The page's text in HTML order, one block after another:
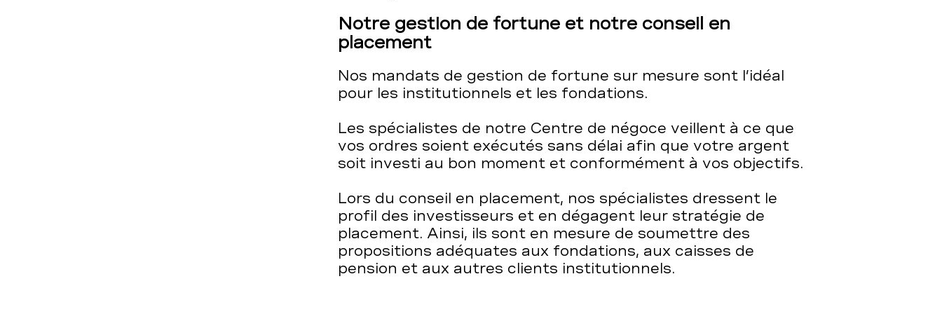
Notre gestion de fortune et notre conseil en
placement
Nos mandats de gestion de fortune sur mesure sont l’idéal
pour les institutionnels et les fondations.
Les spécialistes de notre Centre de négoce veillent à ce que
vos ordres soient exécutés sans délai afin que votre argent
soit investi au bon moment et conformément à vos objectifs.
Lors du conseil en placement, nos spécialistes dressent le
profil des investisseurs et en dégagent leur stratégie de
placement. Ainsi, ils sont en mesure de soumettre des
propositions adéquates aux fondations, aux caisses de
pension et aux autres clients institutionnels.